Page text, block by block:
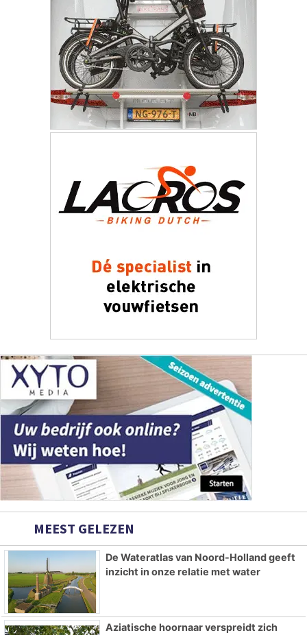
MEEST GELEZEN
De Wateratlas van Noord-Holland geeft
inzicht in onze relatie met water
Aziatische hoornaar verspreidt zich